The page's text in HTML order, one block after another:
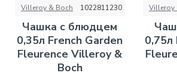
Villeroy & Boch 1022811230
Чашка с блюдцем
0,35л French Garden
Fleurence Villeroy &
Boch
Villeroy
0,75л